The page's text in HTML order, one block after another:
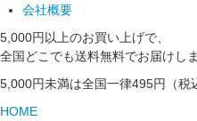
会社概要
5,000円以上のお買い上げで、
全国どこでも送料無料でお届けし
5,000円未満は全国一律495円（税
HOME